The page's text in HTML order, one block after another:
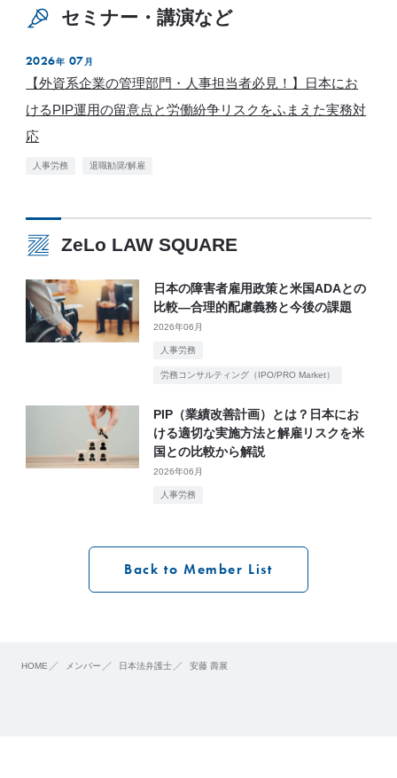
セミナー・講演など
2026年 07 月
【外資系企業の管理部門・人事担当者必見！】日本にお
けるPIP運用の留意点と労働紛争リスクをふまえた実務対
応
人事労務 退職勧奨/解雇
ZeLo LAW SQUARE
日本の障害者雇用政策と米国ADAとの
比較―合理的配慮義務と今後の課題
2026年06月
人事労務
労務コンサルティング（IPO/PRO Market）
PIP（業績改善計画）とは？日本にお
ける適切な実施方法と解雇リスクを米
国との比較から解説
2026年06月
人事労務
Back to Member List
HOME メンバー 日本法弁護士 安藤 壽展